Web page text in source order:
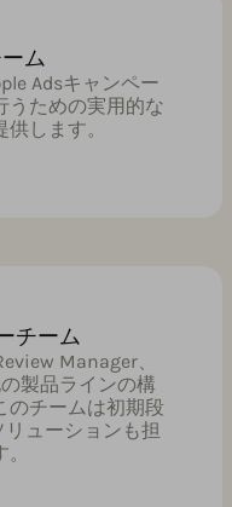
ーム
Adsキャンペー
うための実用的な
します。
チーム
Manager、
製品ラインの構
のチームは初期段
ューションも担